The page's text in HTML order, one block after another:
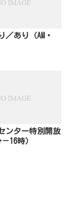
／あり（AM・
ンター特別開放
16時）